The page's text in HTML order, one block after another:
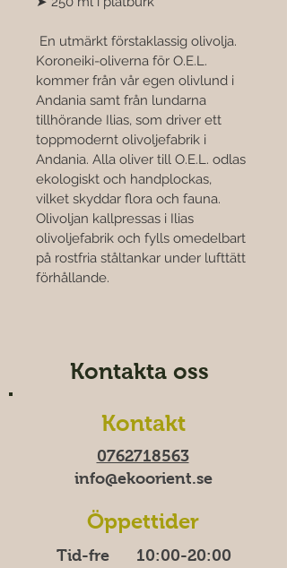
Koroneiki-oliverna för O.E.L.
kommer från vår egen olivlund i
Andania samt från lundarna
tillhörande Ilias, som driver ett
toppmodernt olivoljefabrik i
Andania. Alla oliver till O.E.L. odlas
ekologiskt och handplockas,
vilket skyddar flora och fauna.
Olivoljan kallpressas i Ilias
olivoljefabrik och fylls omedelbart
på rostfria ståltankar under lufttätt
förhållande.
Kontakta oss
Kontakt
0762718563
info@ekoorient.se​​
Öppettider
Tid-fre 10:00-20​​​:00